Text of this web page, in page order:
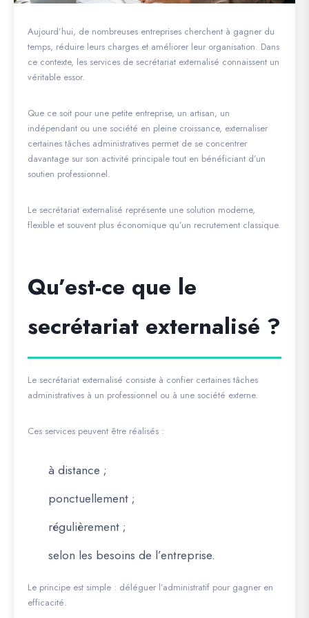
Aujourd’hui, de nombreuses entreprises cherchent à gagner du
temps, réduire leurs charges et améliorer leur organisation. Dans
ce contexte, les services de secrétariat externalisé connaissent un
véritable essor.
Que ce soit pour une petite entreprise, un artisan, un
indépendant ou une société en pleine croissance, externaliser
certaines tâches administratives permet de se concentrer
davantage sur son activité principale tout en bénéficiant d’un
soutien professionnel.
Le secrétariat externalisé représente une solution moderne,
flexible et souvent plus économique qu’un recrutement classique.
Qu’est-ce que le
secrétariat externalisé ?
Le secrétariat externalisé consiste à confier certaines tâches
administratives à un professionnel ou à une société externe.
Ces services peuvent être réalisés :
à distance ;
ponctuellement ;
régulièrement ;
selon les besoins de l’entreprise.
Le principe est simple : déléguer l’administratif pour gagner en
efficacité.